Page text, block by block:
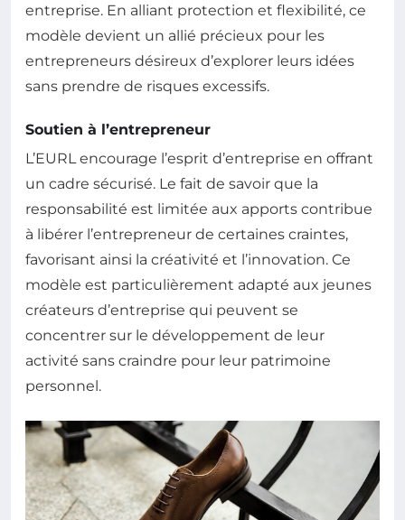
entreprise. En alliant protection et flexibilité, ce
modèle devient un allié précieux pour les
entrepreneurs désireux d’explorer leurs idées
sans prendre de risques excessifs.
Soutien à l’entrepreneur
L’EURL encourage l’esprit d’entreprise en offrant
un cadre sécurisé. Le fait de savoir que la
responsabilité est limitée aux apports contribue
à libérer l’entrepreneur de certaines craintes,
favorisant ainsi la créativité et l’innovation. Ce
modèle est particulièrement adapté aux jeunes
créateurs d’entreprise qui peuvent se
concentrer sur le développement de leur
activité sans craindre pour leur patrimoine
personnel.